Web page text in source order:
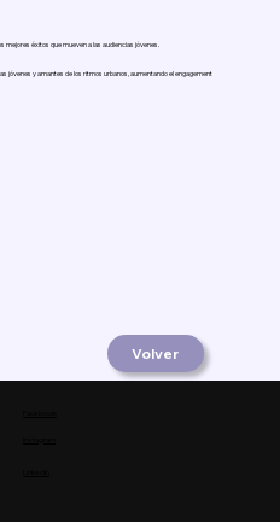
mejores éxitos que mueven a las audiencias jóvenes.
jóvenes y amantes de los ritmos urbanos, aumentando el engagement
Volver